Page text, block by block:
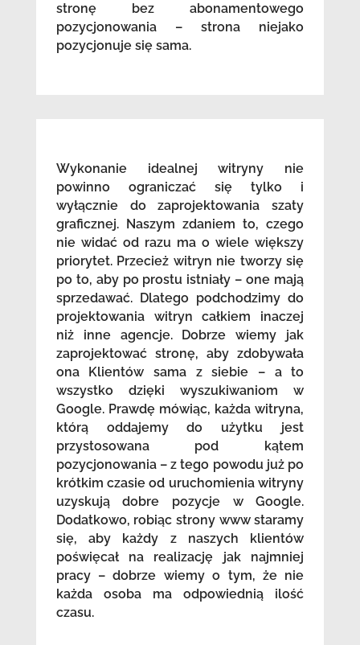
stronę bez abonamentowego
pozycjonowania – strona niejako
pozycjonuje się sama.
Wykonanie idealnej witryny nie
powinno ograniczać się tylko i
wyłącznie do zaprojektowania szaty
graficznej. Naszym zdaniem to, czego
nie widać od razu ma o wiele większy
priorytet. Przecież witryn nie tworzy się
po to, aby po prostu istniały – one mają
sprzedawać. Dlatego podchodzimy do
projektowania witryn całkiem inaczej
niż inne agencje. Dobrze wiemy jak
zaprojektować stronę, aby zdobywała
ona Klientów sama z siebie – a to
wszystko dzięki wyszukiwaniom w
Google. Prawdę mówiąc, każda witryna,
którą oddajemy do użytku jest
przystosowana pod kątem
pozycjonowania – z tego powodu już po
krótkim czasie od uruchomienia witryny
uzyskują dobre pozycje w Google.
Dodatkowo, robiąc strony www staramy
się, aby każdy z naszych klientów
poświęcał na realizację jak najmniej
pracy – dobrze wiemy o tym, że nie
każda osoba ma odpowiednią ilość
czasu.